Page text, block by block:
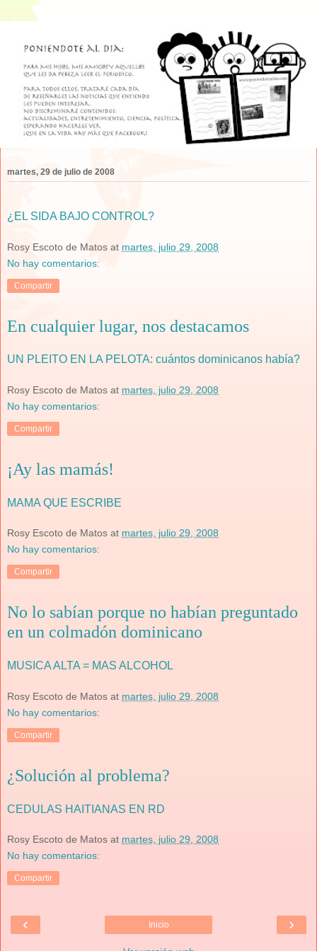
martes, 29 de julio de 2008
¿EL SIDA BAJO CONTROL?
Rosy Escoto de Matos at martes, julio 29, 2008
No hay comentarios:
Compartir
En cualquier lugar, nos destacamos
UN PLEITO EN LA PELOTA: cuántos dominicanos había?
Rosy Escoto de Matos at martes, julio 29, 2008
No hay comentarios:
Compartir
¡Ay las mamás!
MAMA QUE ESCRIBE
Rosy Escoto de Matos at martes, julio 29, 2008
No hay comentarios:
Compartir
No lo sabían porque no habían preguntado
en un colmadón dominicano
MUSICA ALTA = MAS ALCOHOL
Rosy Escoto de Matos at martes, julio 29, 2008
No hay comentarios:
Compartir
¿Solución al problema?
CEDULAS HAITIANAS EN RD
Rosy Escoto de Matos at martes, julio 29, 2008
No hay comentarios:
Compartir
‹ ›
Inicio